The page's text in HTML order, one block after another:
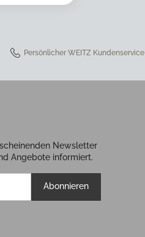
Persönlicher WEITZ Kundenservice
Newsletter
Angebote informiert.
Abonnieren